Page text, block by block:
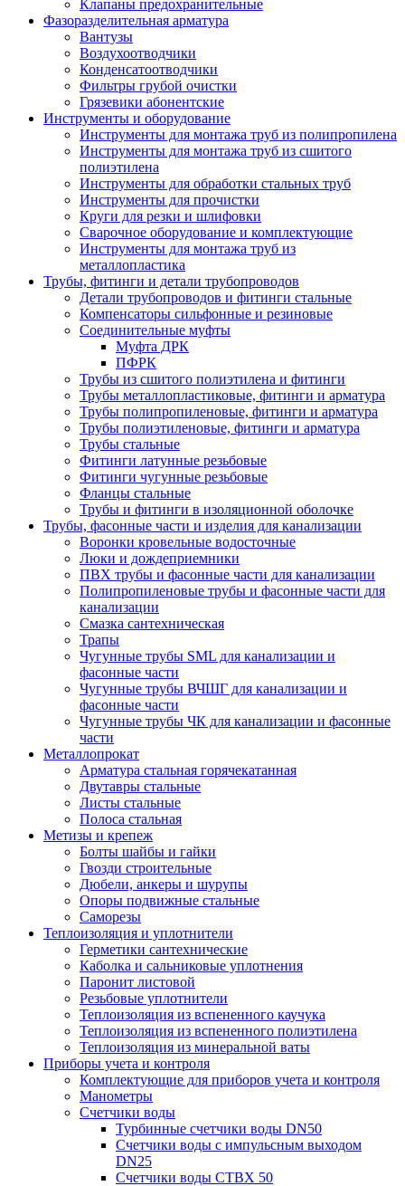
Клапаны предохранительные
Фазоразделительная арматура
Вантузы
Воздухоотводчики
Конденсатоотводчики
Фильтры грубой очистки
Грязевики абонентские
Инструменты и оборудование
Инструменты для монтажа труб из полипропилена
Инструменты для монтажа труб из сшитого
полиэтилена
Инструменты для обработки стальных труб
Инструменты для прочистки
Круги для резки и шлифовки
Сварочное оборудование и комплектующие
Инструменты для монтажа труб из
металлопластика
Трубы, фитинги и детали трубопроводов
Детали трубопроводов и фитинги стальные
Компенсаторы сильфонные и резиновые
Соединительные муфты
Муфта ДРК
ПФРК
Трубы из сшитого полиэтилена и фитинги
Трубы металлопластиковые, фитинги и арматура
Трубы полипропиленовые, фитинги и арматура
Трубы полиэтиленовые, фитинги и арматура
Трубы стальные
Фитинги латунные резьбовые
Фитинги чугунные резьбовые
Фланцы стальные
Трубы и фитинги в изоляционной оболочке
Трубы, фасонные части и изделия для канализации
Воронки кровельные водосточные
Люки и дождеприемники
ПВХ трубы и фасонные части для канализации
Полипропиленовые трубы и фасонные части для
канализации
Смазка сантехническая
Трапы
Чугунные трубы SML для канализации и
фасонные части
Чугунные трубы ВЧШГ для канализации и
фасонные части
Чугунные трубы ЧК для канализации и фасонные
части
Металлопрокат
Арматура стальная горячекатанная
Двутавры стальные
Листы стальные
Полоса стальная
Метизы и крепеж
Болты шайбы и гайки
Гвозди строительные
Дюбели, анкеры и шурупы
Опоры подвижные стальные
Саморезы
Теплоизоляция и уплотнители
Герметики сантехнические
Каболка и сальниковые уплотнения
Паронит листовой
Резьбовые уплотнители
Теплоизоляция из вспененного каучука
Теплоизоляция из вспененного полиэтилена
Теплоизоляция из минеральной ваты
Приборы учета и контроля
Комплектующие для приборов учета и контроля
Манометры
Счетчики воды
Турбинные счетчики воды DN50
Счетчики воды с импульсным выходом
DN25
Счетчики воды СТВХ 50